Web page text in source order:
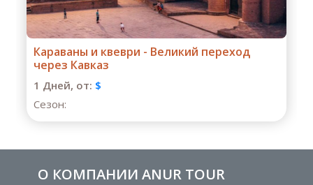
Весь Восток: Азербайджан и Грузия во
всей полноте
1 Дней, от: $
Сезон:
О КОМПАНИИ ANUR TOUR